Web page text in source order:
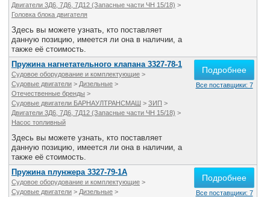
Двигатели 3Д6, 7Д6, 7Д12 (Запасные части ЧН 15/18) >
Головка блока двигателя
Здесь вы можете узнать, кто поставляет
данную позицию, имеется ли она в наличии, а
также её стоимость.
Пружина нагнетательного клапана 3327-78-1
Судовое оборудование и комплектующие >
Судовые двигатели > Дизельные >
Отечественные бренды >
Судовые двигатели БАРНАУЛТРАНСМАШ > ЗИП >
Двигатели 3Д6, 7Д6, 7Д12 (Запасные части ЧН 15/18) >
Насос топливный
Здесь вы можете узнать, кто поставляет
данную позицию, имеется ли она в наличии, а
также её стоимость.
Подробнее
Все поставщики: 7
Пружина плунжера 3327-79-1А
Судовое оборудование и комплектующие >
Судовые двигатели > Дизельные >
Подробнее
Все поставщики: 7